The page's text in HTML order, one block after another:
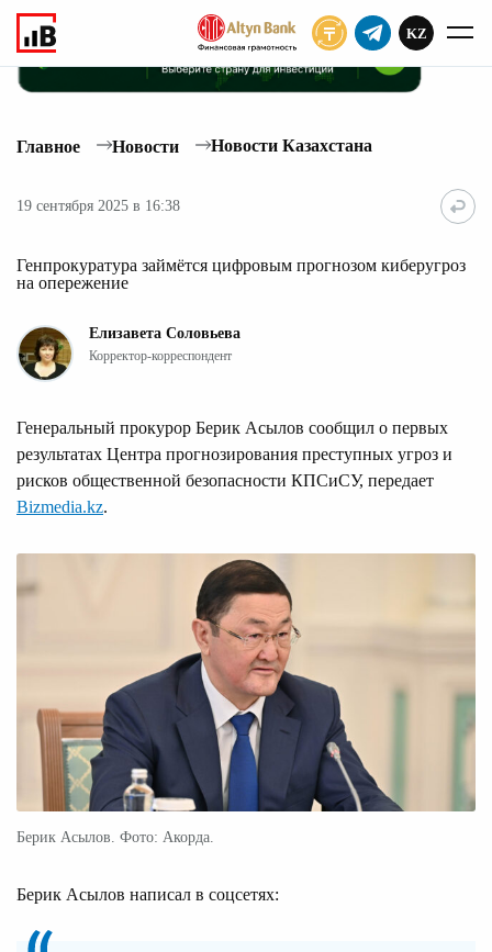
KZ
Главное Новости Новости Казахстана
19 сентября 2025 в 16:38
Генпрокуратура займётся цифровым прогнозом киберугроз
на опережение
Елизавета Соловьева
Корректор-корреспондент
Генеральный прокурор Берик Асылов сообщил о первых
результатах Центра прогнозирования преступных угроз и
рисков общественной безопасности КПСиСУ, передает
Bizmedia.kz.
Берик Асылов. Фото: Акорда.
Берик Асылов написал в соцсетях: